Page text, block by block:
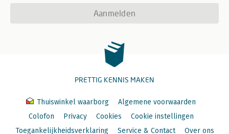
Aanmelden
PRETTIG KENNIS MAKEN
Thuiswinkel waarborg
Algemene voorwaarden
Colofon
Privacy Cookies
Cookie instellingen
Toegankelijkheidsverklaring
Service & Contact Over ons